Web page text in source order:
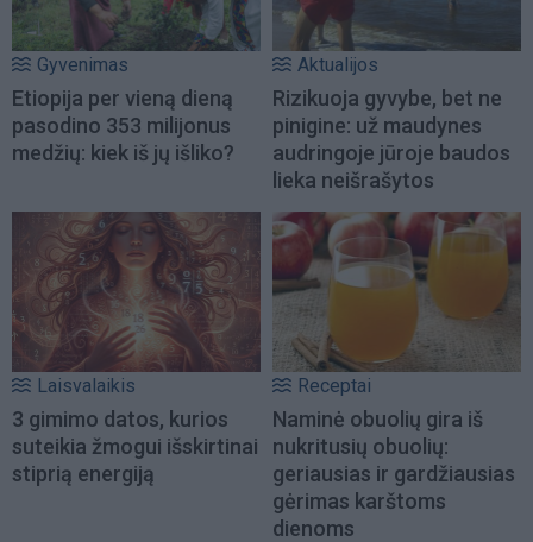
Gyvenimas
Etiopija per vieną dieną
pasodino 353 milijonus
medžių: kiek iš jų išliko?
Aktualijos
Rizikuoja gyvybe, bet ne
pinigine: už maudynes
audringoje jūroje baudos
lieka neišrašytos
Laisvalaikis
3 gimimo datos, kurios
suteikia žmogui išskirtinai
stiprią energiją
Receptai
Naminė obuolių gira iš
nukritusių obuolių:
geriausias ir gardžiausias
gėrimas karštoms
dienoms